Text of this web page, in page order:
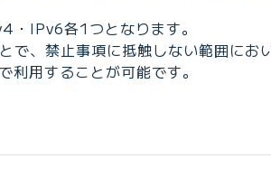
・IPv6各1つとなります。
で、禁止事項に抵触しない範囲にお
用することが可能です。